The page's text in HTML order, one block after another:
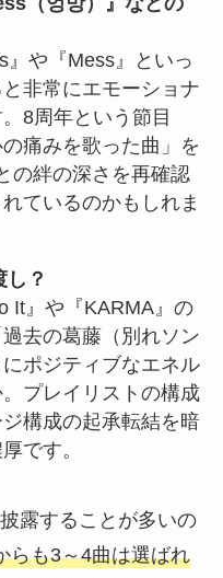
』や『Mess』といっ
非常にエモーショナ
8周年という節目
痛みを歌った曲」を
の絆の深さを再確認
ているのかもしれま
？
It』や『KARMA』の
去の葛藤（別れソン
ポジティブなエネル
プレイリストの構成
構成の起承転結を暗
です。
露することが多いの
らも3～4曲は選ばれ